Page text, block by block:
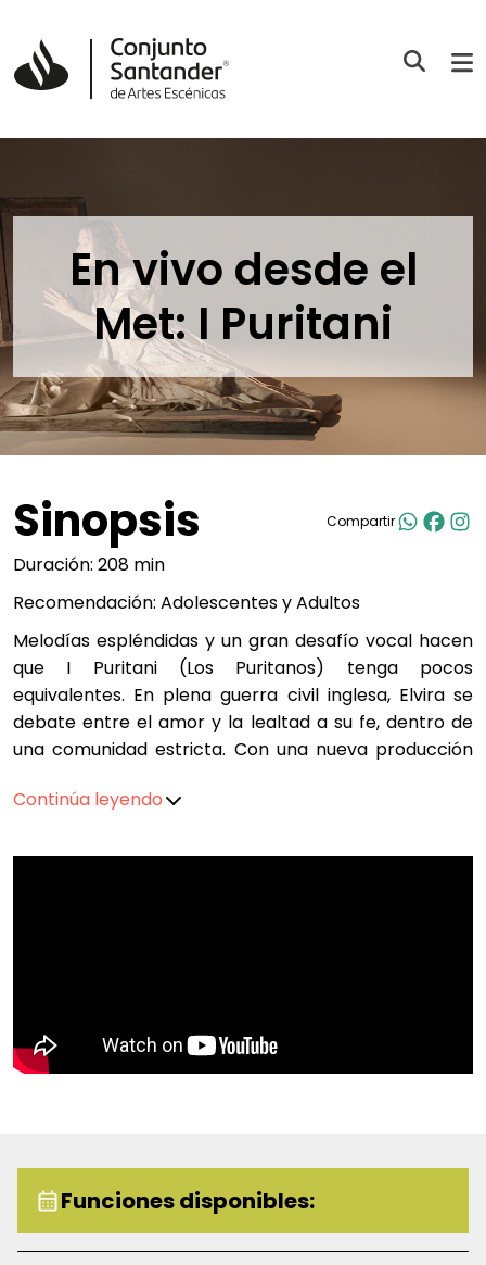
En vivo desde el
Met: I Puritani
Sinopsis Compartir
Duración: 208 min
Recomendación: Adolescentes y Adultos
Melodías espléndidas y un gran desafío vocal hacen
que I Puritani (Los Puritanos) tenga pocos
equivalentes. En plena guerra civil inglesa, Elvira se
debate entre el amor y la lealtad a su fe, dentro de
una comunidad estricta. Con una nueva producción
Bellini, una obra que explora los límites de la pasión, la
Continúa leyendo
Funciones disponibles: